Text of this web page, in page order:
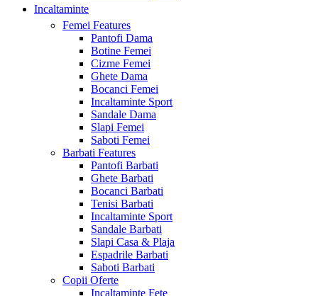
Incaltaminte
Femei Features
Pantofi Dama
Botine Femei
Cizme Femei
Ghete Dama
Bocanci Femei
Incaltaminte Sport
Sandale Dama
Slapi Femei
Saboti Femei
Barbati Features
Pantofi Barbati
Ghete Barbati
Bocanci Barbati
Tenisi Barbati
Incaltaminte Sport
Sandale Barbati
Slapi Casa & Plaja
Espadrile Barbati
Saboti Barbati
Copii Oferte
Incaltaminte Fete